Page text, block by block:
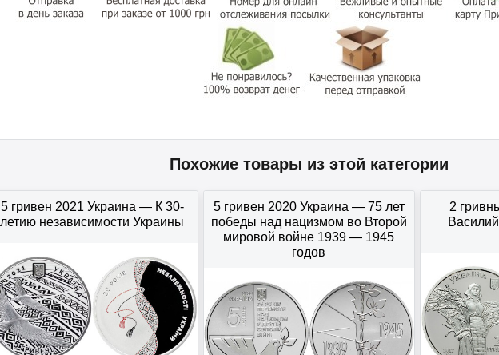
Похожие товары из этой категории
5 гривен 2021 Украина — К 30-
летию независимости Украины
5 гривен 2020 Украина — 75 лет
победы над нацизмом во Второй
мировой войне 1939 — 1945
годов
2